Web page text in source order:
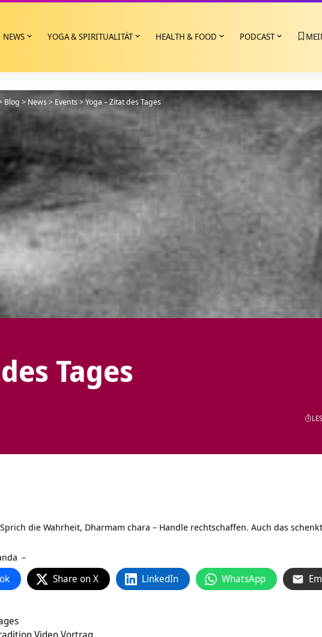
NEWS YOGA & SPIRITUALITÄT HEALTH & FOOD PODCAST
Blog > News> Events>Yoga – Zitat des Tages
Tages
die Wahrheit, Dharmam chara – Handle rechtschaffen. Auch das
–
Share on X LinkedIn WhatsApp